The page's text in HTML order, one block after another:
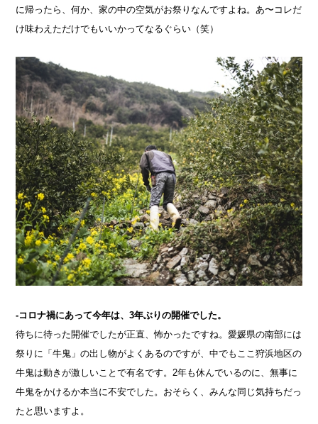
に帰ったら、何か、家の中の空気がお祭りなんですよね。あ〜コレだ
け味わえただけでもいいかってなるぐらい（笑）
-コロナ禍にあって今年は、3年ぶりの開催でした。
待ちに待った開催でしたが正直、怖かったですね。愛媛県の南部には
祭りに「牛鬼」の出し物がよくあるのですが、中でもここ狩浜地区の
牛鬼は動きが激しいことで有名です。2年も休んでいるのに、無事に
牛鬼をかけるか本当に不安でした。おそらく、みんな同じ気持ちだっ
たと思いますよ。